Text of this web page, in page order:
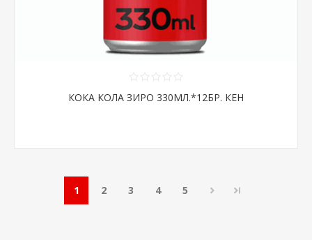
КОКА КОЛА ЗИРО 330МЛ.*12БР. КЕН
1 2 3 4 5